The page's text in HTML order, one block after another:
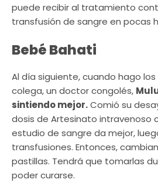
puede recibir al tratamiento
transfusión de sangre en pocas
Bebé Bahati
Al día siguiente, cuando hago
colega, un doctor congolés,
sintiendo mejor.Comió su
dosis de Artesinato intravenoso
estudio de sangre da mejor,
transfusiones. Entonces,
pastillas. Tendrá que tomarlas
poder curarse.